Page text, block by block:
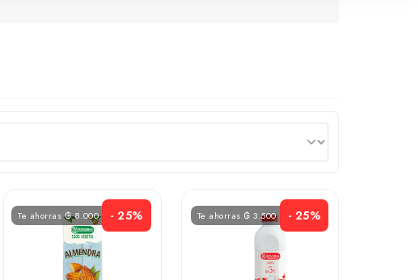
Te ahorras ₲ 8.000 - 25% Te ahorras ₲ 3.500 - 25%